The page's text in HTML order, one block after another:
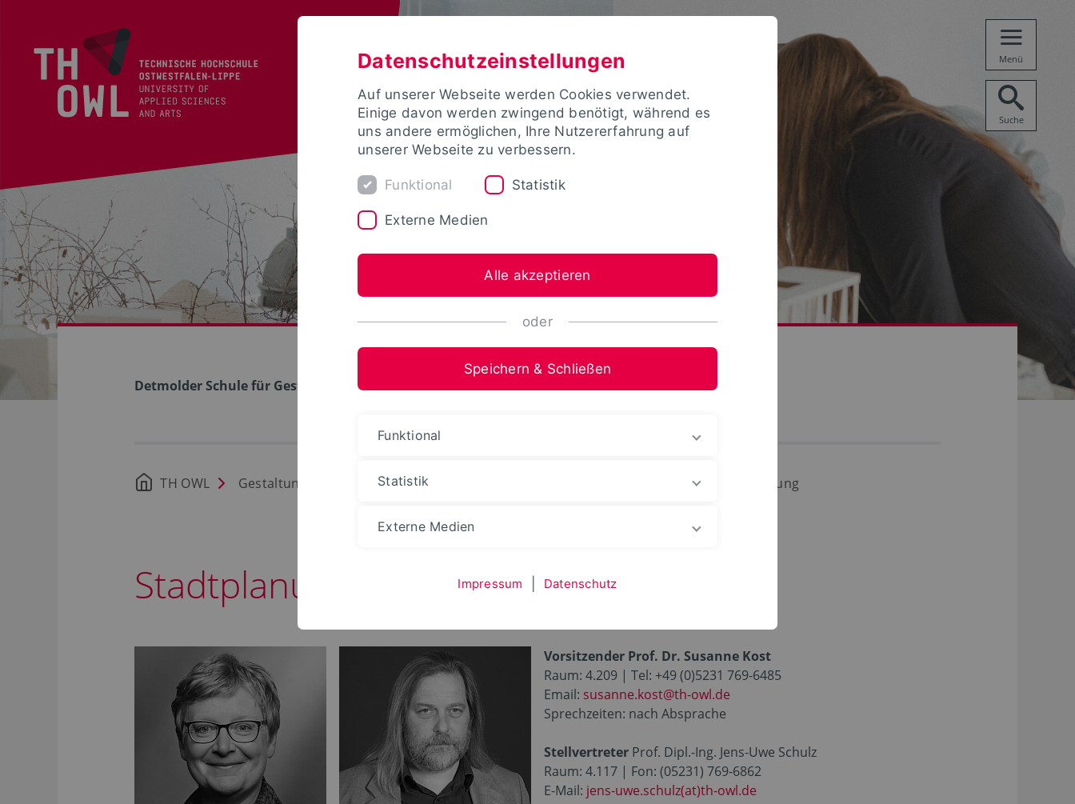
Menü
Suche
Detmolder Schule für Gestaltung
TH OWL Gestaltung Studium Prüfungs­ämter Stadtplanung
Stadtplanung
Vorsitzender Prof. Dr. Susanne Kost
Raum: 4.209 | Tel: +49 (0)5231 769-6485
Email: susanne.kost@th-owl.de
Sprechzeiten: nach Absprache
Stellvertreter Prof. Dipl.-Ing. Jens-Uwe Schulz
Raum: 4.117 | Fon: (05231) 769-6862
E-Mail: jens-uwe.schulz(at)th-owl.de
Datenschutzeinstellungen
Auf unserer Webseite werden Cookies verwendet.
Einige davon werden zwingend benötigt, während es
uns andere ermöglichen, Ihre Nutzererfahrung auf
unserer Webseite zu verbessern.
Funktional Statistik
Externe Medien
Alle akzeptieren
oder
Speichern & Schließen
Funktional
Statistik
Externe Medien
Impressum Datenschutz